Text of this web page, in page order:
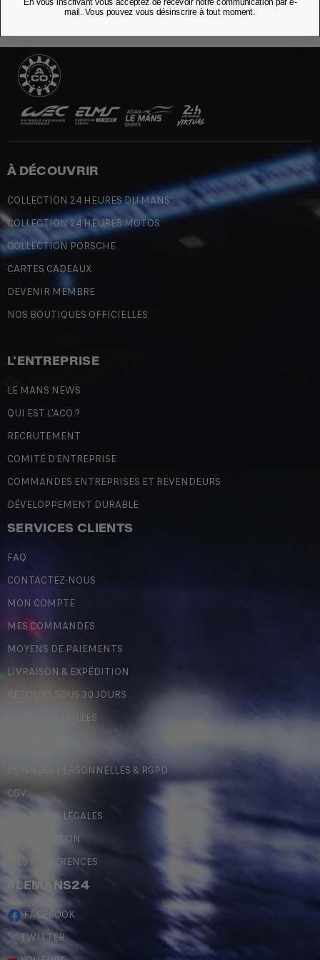
À DÉCOUVRIR
COLLECTION 24 HEURES DU MANS
COLLECTION 24 HEURES MOTOS
COLLECTION PORSCHE
CARTES CADEAUX
DEVENIR MEMBRE
NOS BOUTIQUES OFFICIELLES
L'ENTREPRISE
LE MANS NEWS
QUI EST L'ACO ?
RECRUTEMENT
COMITÉ D'ENTREPRISE
COMMANDES ENTREPRISES ET REVENDEURS
DÉVELOPPEMENT DURABLE
SERVICES CLIENTS
FAQ
CONTACTEZ-NOUS
MON COMPTE
MES COMMANDES
MOYENS DE PAIEMENTS
LIVRAISON & EXPÉDITION
RETOURS SOUS 30 JOURS
GUIDE DES TAILLES
DONNÉES PERSONNELLES & RGPD
CGV
MENTIONS LÉGALES
CONTREFAÇON
MES PRÉFÉRENCES
#LEMANS24
FACEBOOK
TWITTER
mail. Vous pouvez vous désinscrire à tout moment.